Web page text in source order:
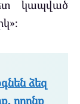
կապված
ձեզ
որոնք